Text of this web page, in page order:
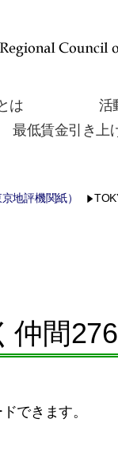
は 活
最低賃金引き上
地評機関紙）
間276
できます。